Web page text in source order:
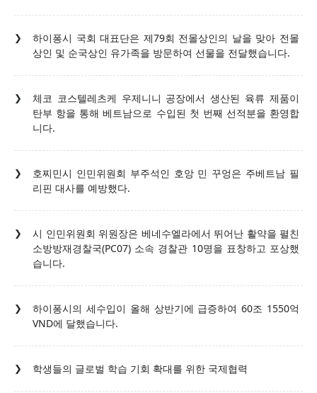
하이퐁시 국회 대표단은 제79회 전몰상인의 날을 맞아 전몰
상인 및 순국상인 유가족을 방문하여 선물을 전달했습니다.
체코 코스텔레츠케 우제니니 공장에서 생산된 육류 제품이
탄부 항을 통해 베트남으로 수입된 첫 번째 선적분을 환영합
니다.
호찌민시 인민위원회 부주석인 호앙 민 꾸엉은 주베트남 필
리핀 대사를 예방했다.
시 인민위원회 위원장은 베네수엘라에서 뛰어난 활약을 펼친
소방방재경찰국(PC07) 소속 경찰관 10명을 표창하고 포상했
습니다.
하이퐁시의 세수입이 올해 상반기에 급증하여 60조 1550억
VND에 달했습니다.
학생들의 글로벌 학습 기회 확대를 위한 국제협력